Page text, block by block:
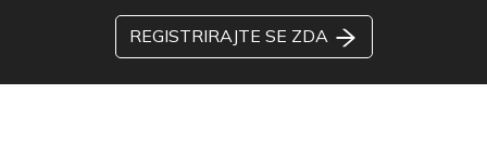
REGISTRIRAJTE SE ZDA